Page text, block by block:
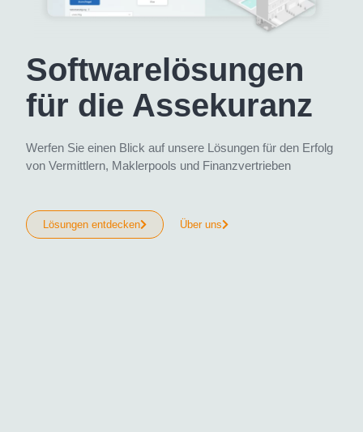
Software­lösungen
für die Assekuranz
Werfen Sie einen Blick auf unsere Lösungen für den Erfolg
von Vermittlern, Maklerpools und Finanzvertrieben
Lösungen entdecken Über uns